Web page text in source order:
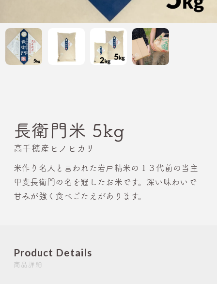
長衛門米 5kg
高千穂産ヒノヒカリ
米作り名人と言われた岩戸精米の１３代前の当主
甲斐長衛門の名を冠したお米です。深い味わいで
甘みが強く食べごたえがあります。
Product Details
商品詳細